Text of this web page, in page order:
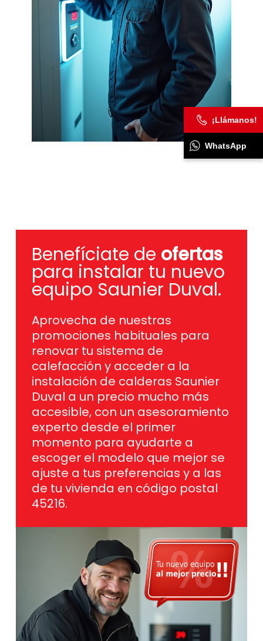
Benefíciate de ofertas
para instalar tu nuevo
equipo Saunier Duval.
Aprovecha de nuestras
promociones habituales para
renovar tu sistema de
calefacción y acceder a la
instalación de calderas Saunier
Duval a un precio mucho más
accesible, con un asesoramiento
experto desde el primer
momento para ayudarte a
escoger el modelo que mejor se
ajuste a tus preferencias y a las
de tu vivienda en código postal
45216.
¡Llámanos!
WhatsApp